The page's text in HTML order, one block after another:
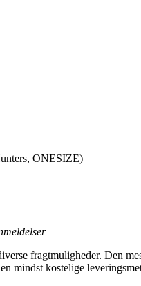
ONESIZE)
fragtmuligheder. Den
mindst kostelige